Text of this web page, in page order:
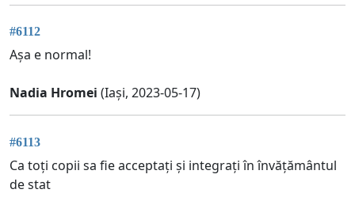
#6112
Așa e normal!
Nadia Hromei (Iași, 2023-05-17)
#6113
Ca toți copii sa fie acceptați și integrați în învățământul
de stat